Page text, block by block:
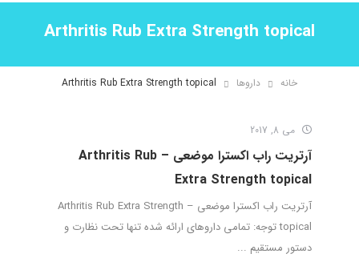
Arthritis Rub Extra Strength topical
خانه داروها Arthritis Rub Extra Strength topical
می 8, 2017
آرتریت راب اکسترا موضعی – Arthritis Rub
Extra Strength topical
آرتریت راب اکسترا موضعی – Arthritis Rub Extra Strength
topical توجه: تمامی داروهای ارائه شده تنها تحت نظارت و
دستور مستقیم ...